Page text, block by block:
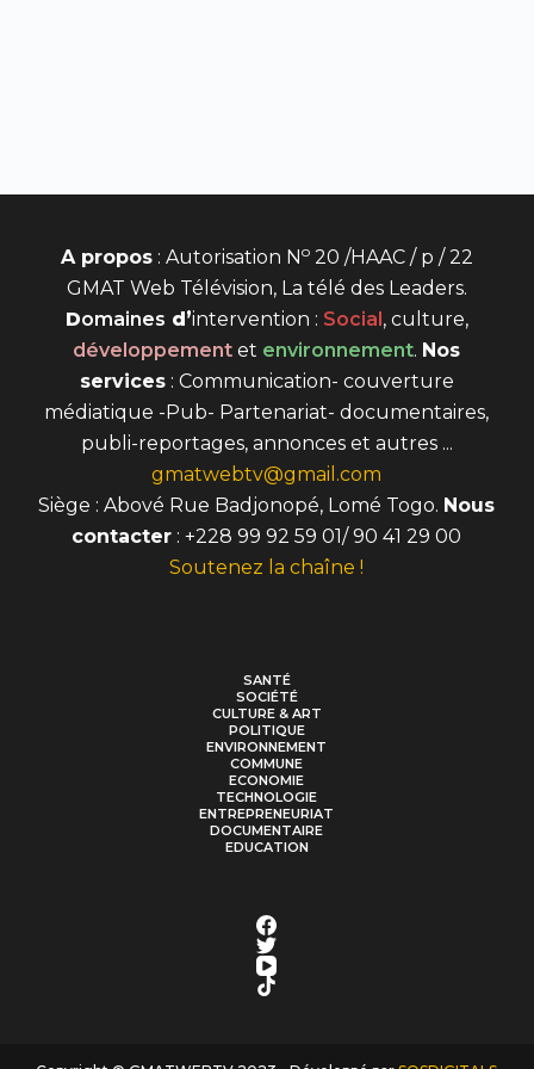
A propos: Autorisation N o20 /HAAC / p / 22
GMAT Web Télévision, La télé des Leaders.
Domaines d’intervention : Social , culture,
développement et environnement. Nos
services: Communication- couverture
médiatique -Pub- Partenariat- documentaires,
publi-reportages, annonces et autres ...
gmatwebtv@gmail.com
Siège : Abové Rue Badjonopé, Lomé Togo. Nous
contacter : +228 99 92 59 01/ 90 41 29 00
Soutenez la chaîne !
SANTÉ
SOCIÉTÉ
CULTURE & ART
POLITIQUE
ENVIRONNEMENT
COMMUNE
ECONOMIE
TECHNOLOGIE
ENTREPRENEURIAT
DOCUMENTAIRE
EDUCATION